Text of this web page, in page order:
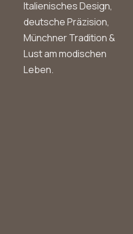
Italienisches Design,
deutsche Präzision,
Münchner Tradition &
Lust am modischen
Leben.